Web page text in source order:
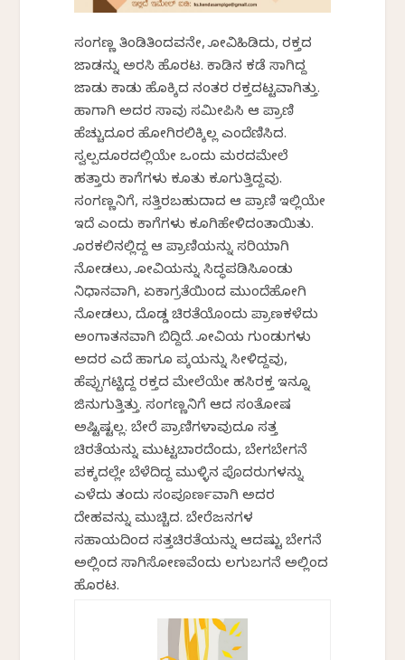
ಸಂಗಣ್ಣ ತಿಂಡಿತಿಂದವನೇ, ಕೋವಿಹಿಡಿದು, ರಕ್ತದ
ಜಾಡನ್ನು ಅರಸಿ ಹೊರಟ. ಕಾಡಿನ ಕಡೆ ಸಾಗಿದ್ದ
ಜಾಡು ಕಾಡು ಹೊಕ್ಕಿದ ನಂತರ ರಕ್ತದಟ್ಟವಾಗಿತ್ತು.
ಹಾಗಾಗಿ ಅದರ ಸಾವು ಸಮೀಪಿಸಿ ಆ ಪ್ರಾಣಿ
ಹೆಚ್ಚುದೂರ ಹೋಗಿರಲಿಕ್ಕಿಲ್ಲ ಎಂದೆಣಿಸಿದ.
ಸ್ವಲ್ಪದೂರದಲ್ಲಿಯೇ ಒಂದು ಮರದಮೇಲೆ
ಹತ್ತಾರು ಕಾಗೆಗಳು ಕೂತು ಕೂಗುತ್ತಿದ್ದವು.
ಸಂಗಣ್ಣನಿಗೆ, ಸತ್ತಿರಬಹುದಾದ ಆ ಪ್ರಾಣಿ ಇಲ್ಲಿಯೇ
ಇದೆ ಎಂದು ಕಾಗೆಗಳು ಕೂಗಿಹೇಳಿದಂತಾಯಿತು.
ಕೊರಕಲಿನಲ್ಲಿದ್ದ ಆ ಪ್ರಾಣಿಯನ್ನು ಸರಿಯಾಗಿ
ನೋಡಲು, ಕೋವಿಯನ್ನು ಸಿದ್ಧಪಡಿಸಿಕೊಂಡು
ನಿಧಾನವಾಗಿ, ಏಕಾಗ್ರತೆಯಿಂದ ಮುಂದೆಹೋಗಿ
ನೋಡಲು, ದೊಡ್ಡ ಚಿರತೆಯೊಂದು ಪ್ರಾಣಕಳೆದು
ಅಂಗಾತನವಾಗಿ ಬಿದ್ದಿದೆ. ಕೋವಿಯ ಗುಂಡುಗಳು
ಅದರ ಎದೆ ಹಾಗೂ ಪಕ್ಕೆಯನ್ನು ಸೀಳಿದ್ದವು,
ಹೆಪ್ಪುಗಟ್ಟಿದ್ದ ರಕ್ತದ ಮೇಲೆಯೇ ಹಸಿರಕ್ತ ಇನ್ನೂ
ಜಿನುಗುತ್ತಿತ್ತು. ಸಂಗಣ್ಣನಿಗೆ ಆದ ಸಂತೋಷ
ಅಷ್ಟಿಷ್ಟಲ್ಲ. ಬೇರೆ ಪ್ರಾಣಿಗಳಾವುದೂ ಸತ್ತ
ಚಿರತೆಯನ್ನು ಮುಟ್ಟಬಾರದೆಂದು, ಬೇಗಬೇಗನೆ
ಪಕ್ಕದಲ್ಲೇ ಬೆಳೆದಿದ್ದ ಮುಳ್ಳಿನ ಪೊದರುಗಳನ್ನು
ಎಳೆದು ತಂದು ಸಂಪೂರ್ಣವಾಗಿ ಅದರ
ದೇಹವನ್ನು ಮುಚ್ಚಿದ. ಬೇರೆಜನಗಳ
ಸಹಾಯದಿಂದ ಸತ್ತಚಿರತೆಯನ್ನು ಆದಷ್ಟು ಬೇಗನೆ
ಅಲ್ಲಿಂದ ಸಾಗಿಸೋಣವೆಂದು ಲಗುಬಗನೆ ಅಲ್ಲಿಂದ
ಹೊರಟ.